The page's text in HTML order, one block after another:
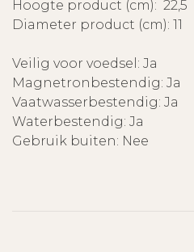
Hoogte product (cm): 22,5
Diameter product (cm): 11
Veilig voor voedsel: Ja
Magnetronbestendig: Ja
Vaatwasserbestendig: Ja
Waterbestendig: Ja
Gebruik buiten: Nee